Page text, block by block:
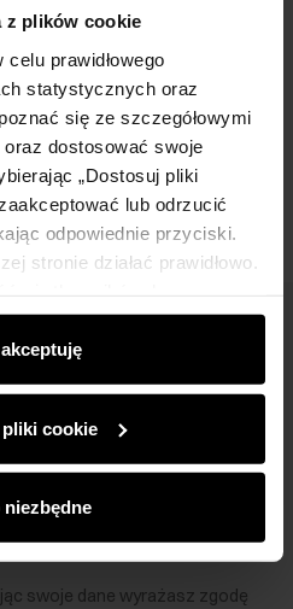
z plików cookie
prawidłowego
statystycznych oraz
się ze szczegółowymi
dostosować swoje
„Dostosuj pliki
lub odrzucić
odpowiednie przyciski.
stronie działać prawidłowo.
do ich preferencji treści,
reklamowe informujące o
e-sklepie. Informacje o tym,
reklamowym i
połączyć te informacje z
cookie
niezbędne
i promocjami!
swoje dane wyrażasz zgodę